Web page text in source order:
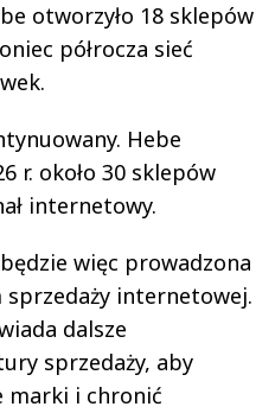
otworzyło 18 sklepów
półrocza sieć
Hebe
r. około 30 sklepów
internetowy.
więc prowadzona
internetowej.
dalsze
sprzedaży, aby
marki i chronić